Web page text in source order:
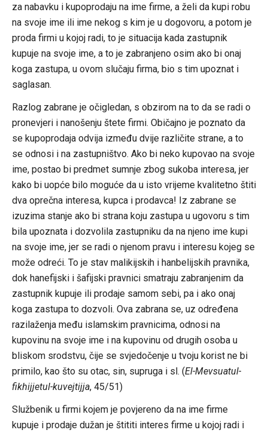
za nabavku i kupoprodaju na ime firme, a želi da kupi robu
na svoje ime ili ime nekog s kim je u dogovoru, a potom je
proda firmi u kojoj radi, to je situacija kada zastupnik
kupuje na svoje ime, a to je zabranjeno osim ako bi onaj
koga zastupa, u ovom slučaju firma, bio s tim upoznat i
saglasan.
Razlog zabrane je očigledan, s obzirom na to da se radi o
pronevjeri i nanošenju štete firmi. Običajno je poznato da
se kupoprodaja odvija između dvije različite strane, a to
se odnosi i na zastupništvo. Ako bi neko kupovao na svoje
ime, postao bi predmet sumnje zbog sukoba interesa, jer
kako bi uopće bilo moguće da u isto vrijeme kvalitetno štiti
dva oprečna interesa, kupca i prodavca! Iz zabrane se
izuzima stanje ako bi strana koju zastupa u ugovoru s tim
bila upoznata i dozvolila zastupniku da na njeno ime kupi
na svoje ime, jer se radi o njenom pravu i interesu kojeg se
može odreći. To je stav malikijskih i hanbelijskih pravnika,
dok hanefijski i šafijski pravnici smatraju zabranjenim da
zastupnik kupuje ili prodaje samom sebi, pa i ako onaj
koga zastupa to dozvoli. Ova zabrana se, uz određena
razilaženja među islamskim pravnicima, odnosi na
kupovinu na svoje ime i na kupovinu od drugih osoba u
bliskom srodstvu, čije se svjedočenje u tvoju korist ne bi
primilo, kao što su otac, sin, supruga i sl. (El-Mevsuatul-
fikhijjetul-kuvejtijja, 45/51)
Službenik u firmi kojem je povjereno da na ime firme
kupuje i prodaje dužan je štititi interes firme u kojoj radi i